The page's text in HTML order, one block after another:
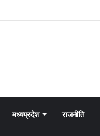
मध्यप्रदेश राजनीति